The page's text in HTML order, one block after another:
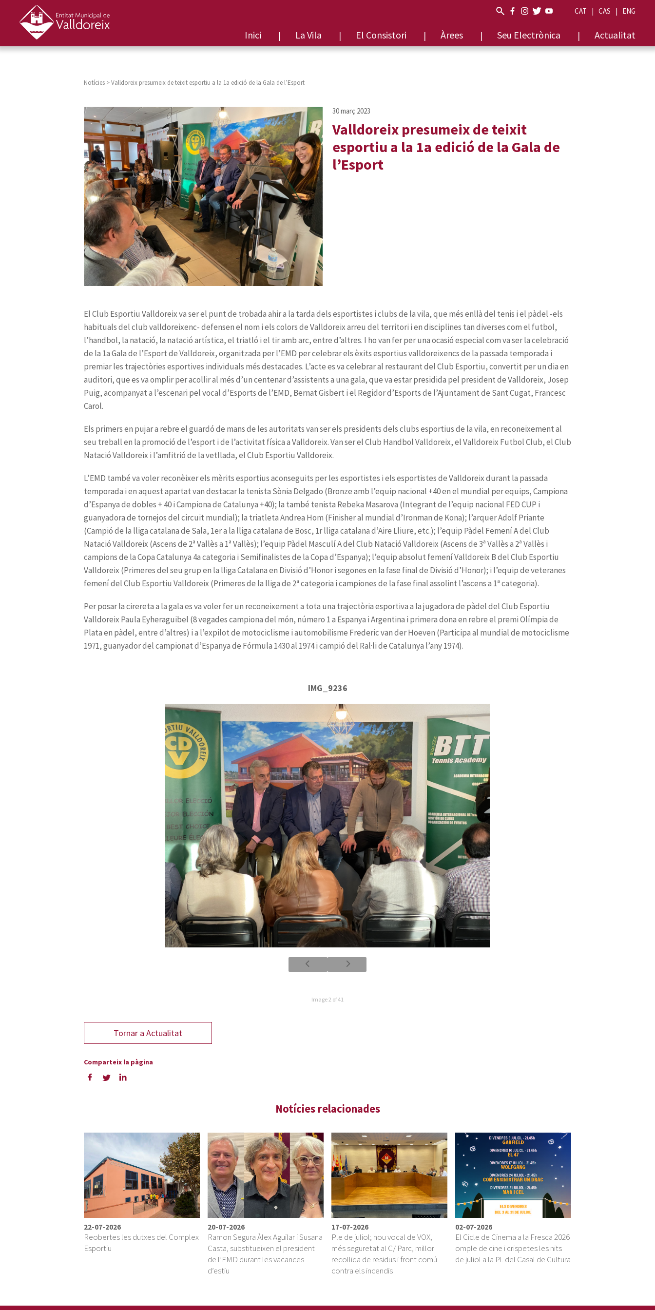
CAT CAS ENG
Inici La Vila El Consistori Àrees Seu Electrònica Actualitat
Notícies >Valldoreix presumeix de teixit esportiu a la 1a edició de la Gala de l’Esport
Valldoreix presumeix de teixit
esportiu a la 1a edició de la Gala de
l’Esport
Els primers en pujar a rebre el guardó de mans de les autoritats van ser els presidents dels clubs esportius de la vila, en reconeixement al
seu treball en la promoció de l’esport i de l’activitat física a Valldoreix. Van ser el
Campiona
d’Espanya de dobles + 40 i
Ascens de 3ª Vallès a 2ª Vallès i
c
Primeres del seu grup en la lliga Catalana en Divisió d’Honor i s
Primeres de la lliga de 2ª categoria i c
Participa al mundial de motociclisme
1971, guanyador delcampionat d’Espanya de Fórmula 1430 al 1974 i campió del Ral·li de Catalunya l’any 1974).
IMG_9236
Image 2 of 41
22-07-2026
Reobertes les dutxes del Complex
Esportiu
20-07-2026
Ramon Segura Àlex Aguilar i Susana
Casta, substitueixen el president
de l’EMD durant les vacances
d’estiu
17-07-2026
Ple de juliol; nou vocal de VOX,
més seguretat al C/ Parc, millor
recollida de residus i front comú
contra els incendis
02-07-2026
El Cicle de Cinema a la Fresca 2026
omple de cine i crispetes les nits
de juliol a la Pl. del Casal de Cultura